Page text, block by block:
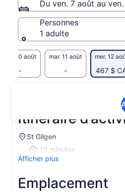
admirez le lac salé.
Visitez la plus ancienne mine de
séjour et admirez son architecture
retournez à votre hôtel
Du ven. 7 août au
Personnes
1 adulte
lun. 10 août
-
mar. 11 août
-
mer. 12
467 $
Itinéraire
St Gilgen
10 minutes
Afficher plus
Emplacement